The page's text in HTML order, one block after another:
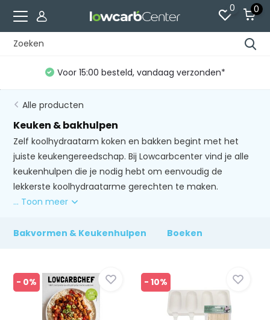
0 0
Voor 15:00 besteld, vandaag verzonden*
Alle producten
Keuken & bakhulpen
Zelf koolhydraatarm koken en bakken begint met het
juiste keukengereedschap. Bij Lowcarbcenter vind je alle
keukenhulpen die je nodig hebt om eenvoudig de
lekkerste koolhydraatarme gerechten te maken.
... Toon meer
Bakvormen & Keukenhulpen Boeken
- 0% - 10%